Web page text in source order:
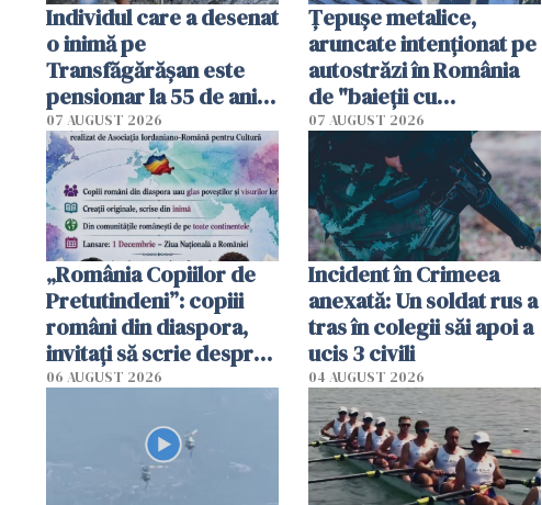
Individul care a desenat
o inimă pe
Transfăgărășan este
pensionar la 55 de ani.
Poliția l-a identificat
07 AUGUST 2026
Țepușe metalice,
aruncate intenționat pe
autostrăzi în România
de "baieții cu
platforme": "Mi-au
cerut 1200 lei să mă
tracteze"
07 AUGUST 2026
„România Copiilor de
Pretutindeni”: copiii
români din diaspora,
invitați să scrie despre
România într-un volum
06 AUGUST 2026
Incident în Crimeea
anexată: Un soldat rus a
tras în colegii săi apoi a
ucis 3 civili
04 AUGUST 2026